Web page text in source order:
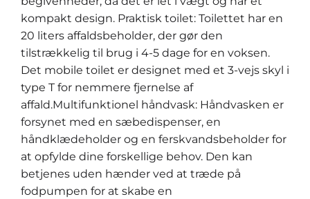
kompakt design. Praktisk toilet: Toilettet har en
20 liters affaldsbeholder, der gør den
tilstrækkelig til brug i 4-5 dage for en voksen.
Det mobile toilet er designet med et 3-vejs skyl i
type T for nemmere fjernelse af
affald.Multifunktionel håndvask: Håndvasken er
forsynet med en sæbedispenser, en
håndklædeholder og en ferskvandsbeholder for
at opfylde dine forskellige behov. Den kan
betjenes uden hænder ved at træde på
fodpumpen for at skabe en